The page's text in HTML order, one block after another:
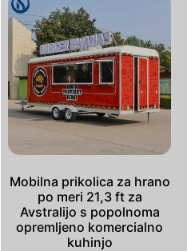
Mobilna prikolica za hrano
po meri 21,3 ft za
Avstralijo s popolnoma
opremljeno komercialno
kuhinjo